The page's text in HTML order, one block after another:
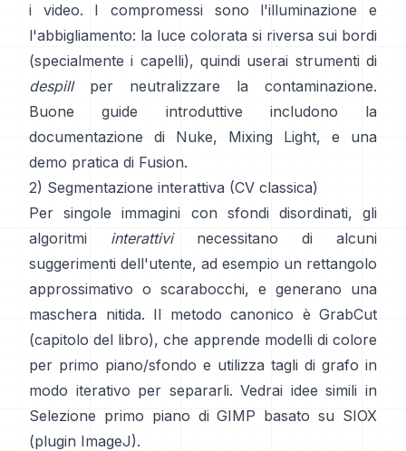
i video. I compromessi sono l'illuminazione e
l'abbigliamento: la luce colorata si riversa sui bordi
(specialmente i capelli), quindi userai strumenti di
despillper neutralizzare la contaminazione.
Buone guide introduttive includono la
documentazione di Nuke, Mixing Light, e una
demo pratica di Fusion.
2) Segmentazione interattiva (CV classica)
Per singole immagini con sfondi disordinati, gli
algoritmi interattivinecessitano di alcuni
suggerimenti dell'utente, ad esempio un rettangolo
approssimativo o scarabocchi, e generano una
maschera nitida. Il metodo canonico è GrabCut
(capitolo del libro), che apprende modelli di colore
per primo piano/sfondo e utilizza tagli di grafo in
modo iterativo per separarli. Vedrai idee simili in
Selezione primo piano di GIMP basato su SIOX
(plugin ImageJ).